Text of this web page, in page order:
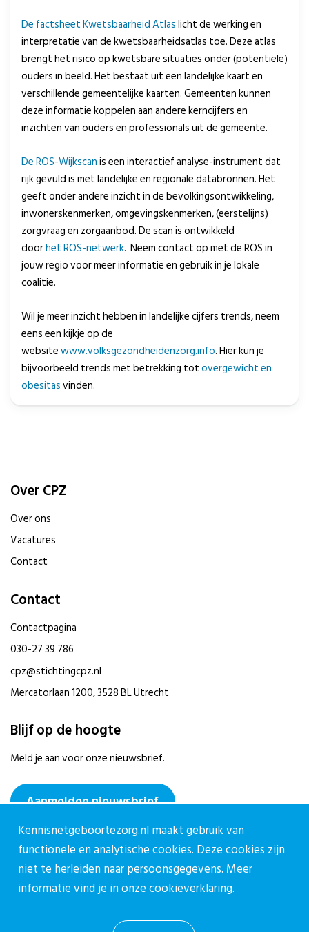
De factsheet Kwetsbaarheid Atlaslicht de werking en
interpretatie van de kwetsbaarheidsatlas toe. Deze atlas
brengt het risico op kwetsbare situaties onder (potentiële)
ouders in beeld. Het bestaat uit een landelijke kaart en
verschillende gemeentelijke kaarten. Gemeenten kunnen
deze informatie koppelen aan andere kerncijfers en
inzichten van ouders en professionals uit de gemeente.
De ROS-Wijkscanis een interactief analyse-instrument dat
rijk gevuld is met landelijke en regionale databronnen. Het
geeft onder andere inzicht in de bevolkingsontwikkeling,
inwonerskenmerken, omgevingskenmerken, (eerstelijns)
zorgvraag en zorgaanbod. De scan is ontwikkeld
doorhet ROS-netwerk. Neem contact op met de ROS in
jouw regio voor meer informatie en gebruik in je lokale
coalitie.
Wil je meer inzicht hebben in landelijke cijfers trends, neem
eens een kijkje op de
websitewww.volksgezondheidenzorg.info. Hier kun je
bijvoorbeeld trends met betrekking totovergewicht en
obesitasvinden.
Over CPZ
Over ons
Vacatures
Contact
Contact
Contactpagina
030-27 39 786
cpz@stichtingcpz.nl
Mercatorlaan 1200, 3528 BL Utrecht
Blijf op de hoogte
Meld je aan voor onze nieuwsbrief.
Aanmelden nieuwsbrief
Cookieverklaring
Kennisnetgeboortezorg.nl maakt gebruik van
functionele en analytische cookies. Deze cookies zijn
niet te herleiden naar persoonsgegevens. Meer
informatie vind je in onzecookieverklaring.